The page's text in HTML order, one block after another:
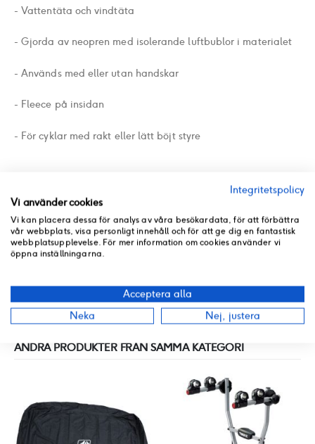
- Vattentäta och vindtäta
- Gjorda av neopren med isolerande luftbublor i materialet
- Används med eller utan handskar
- Fleece på insidan
- För cyklar med rakt eller lätt böjt styre
SPECIFIKATION
BUTIKSLAGER
ANDRA PRODUKTER FRÅN SAMMA KATEGORI
Integritetspolicy
Vi använder cookies
Vi kan placera dessa för analys av våra besökardata, för att förbättra
vår webbplats, visa personligt innehåll och för att ge dig en fantastisk
webbplatsupplevelse. För mer information om cookies använder vi
öppna inställningarna.
Acceptera alla
Neka
Nej, justera